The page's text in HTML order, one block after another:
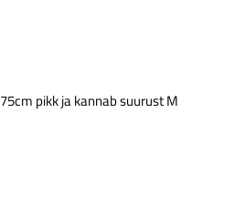
pikk ja kannab suurust M